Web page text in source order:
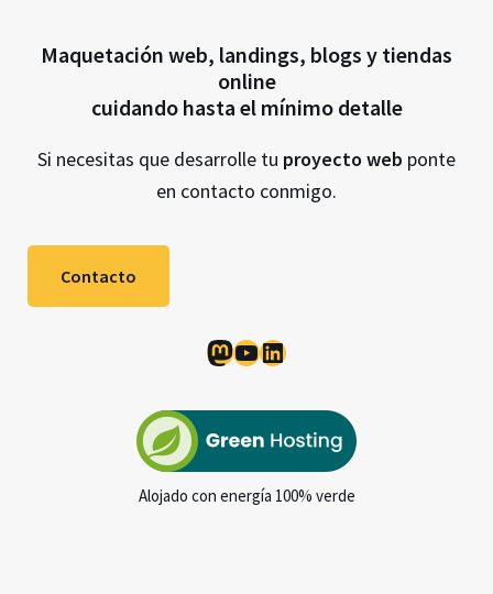
Maquetación web, landings, blogs y tiendas
online
cuidando hasta el mínimo detalle
Si necesitas que desarrolle tu proyecto web ponte
en contacto conmigo.
Contacto
Mastodon
YouTube
LinkedIn
Alojado con energía 100% verde